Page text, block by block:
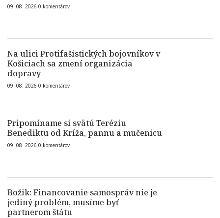
09. 08. 2026 0 komentárov
Na ulici Protifašistických bojovníkov v
Košiciach sa zmení organizácia
dopravy
09. 08. 2026 0 komentárov
Pripomíname si svätú Teréziu
Benediktu od Kríža, pannu a mučenicu
09. 08. 2026 0 komentárov
Božik: Financovanie samospráv nie je
jediný problém, musíme byť
partnerom štátu